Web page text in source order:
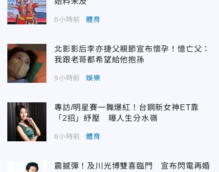
8小時前 體育
北影影后李亦捷父親節宣布懷孕！憶亡父：
我跟老哥都希望給他抱孫
9小時前 娛樂
專訪/明星賽一舞爆紅！台鋼新女神ET靠
「2招」紓壓 曝人生分水嶺
8小時前 體育
震撼彈！及川光博雙喜臨門 宣布閃電再婚